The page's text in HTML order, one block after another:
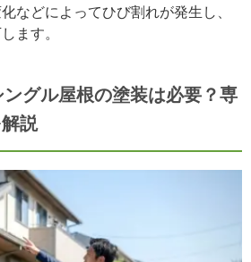
などによってひび割れが発生し、
ます。
グル屋根の塗装は必要？専
説